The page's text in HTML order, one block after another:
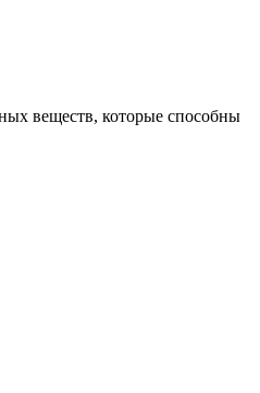
веществ, которые способны